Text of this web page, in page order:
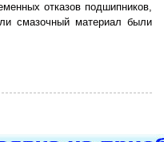
отказов подшипников,
смазочный материал были